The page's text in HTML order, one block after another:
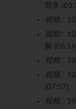
异步
视频：
视频：
解
视频：
视频：
(07:57)
视频：